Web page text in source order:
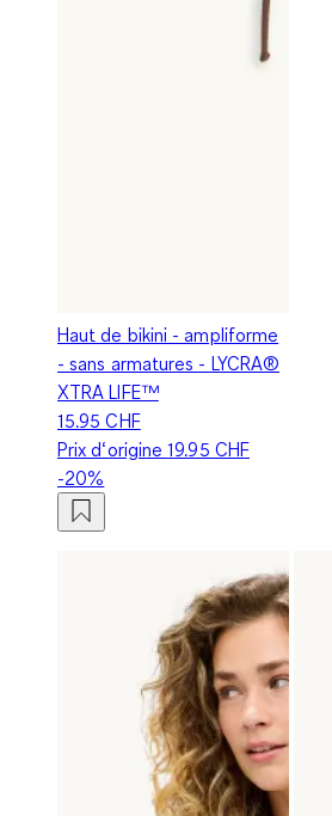
Haut de bikini - ampliforme
- sans armatures - LYCRA®
XTRA LIFE™
15.95 CHF
Prix d‘origine19.95 CHF
-20%